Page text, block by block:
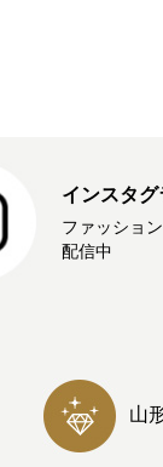
インスタグ
ファッショ
配信中
山